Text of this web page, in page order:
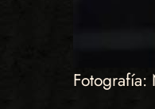
Fotografía: